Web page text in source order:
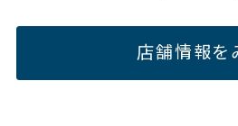
店舗情報を